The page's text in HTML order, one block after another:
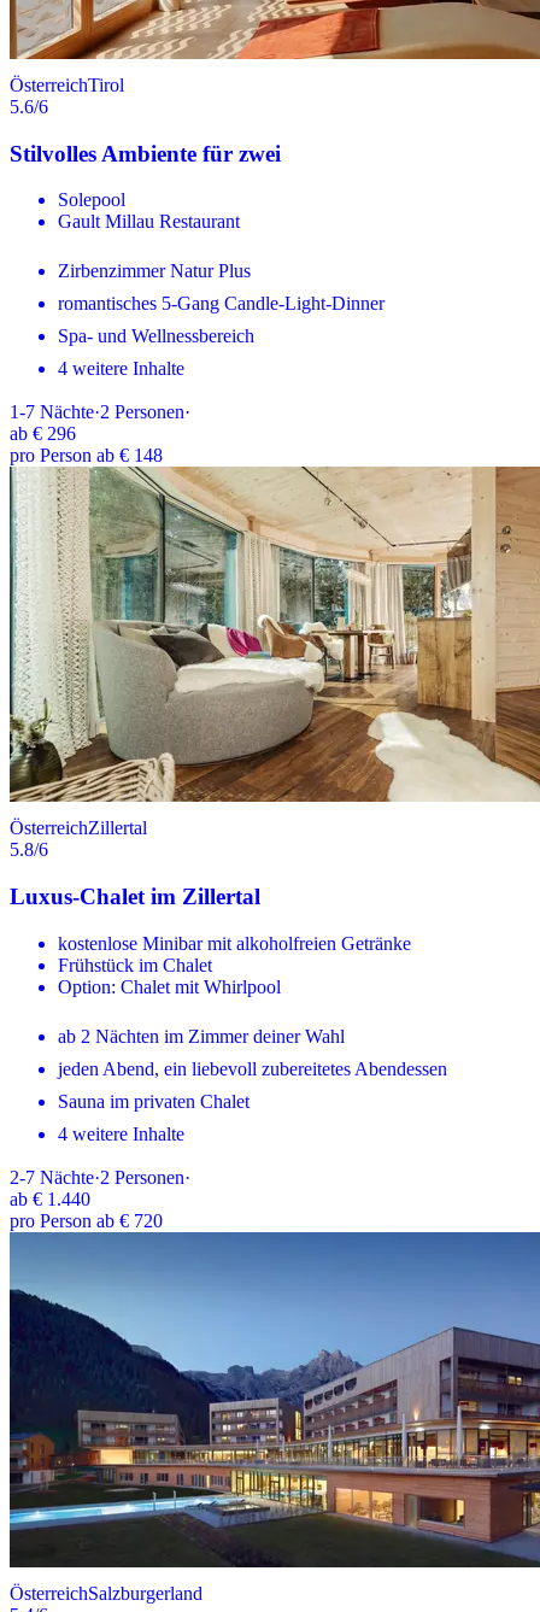
ÖsterreichTirol
5.6/6
Stilvolles Ambiente für zwei
Solepool
Gault Millau Restaurant
Zirbenzimmer Natur Plus
romantisches 5-Gang Candle-Light-Dinner
Spa- und Wellnessbereich
4 weitere Inhalte
1-7 Nächte·2 Personen·
ab € 296
pro Person ab € 148
ÖsterreichZillertal
5.8/6
Luxus-Chalet im Zillertal
kostenlose Minibar mit alkoholfreien Getränke
Frühstück im Chalet
Option: Chalet mit Whirlpool
ab 2 Nächten im Zimmer deiner Wahl
jeden Abend, ein liebevoll zubereitetes Abendessen
Sauna im privaten Chalet
4 weitere Inhalte
2-7 Nächte·2 Personen·
ab € 1.440
pro Person ab € 720
ÖsterreichSalzburgerland